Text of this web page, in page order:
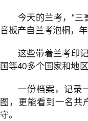
今天的兰考，“
音板产自兰考泡桐，
这些带着兰考印
国等40多个国家和地区
一份档案，记录
图，更能看到一名共
守。